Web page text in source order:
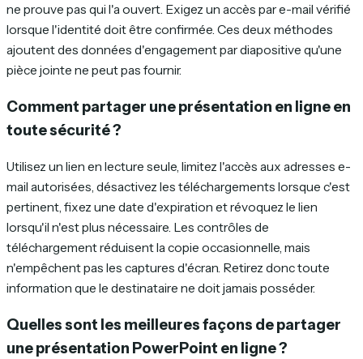
ne prouve pas qui l'a ouvert. Exigez un accès par e-mail vérifié
lorsque l'identité doit être confirmée. Ces deux méthodes
ajoutent des données d'engagement par diapositive qu'une
pièce jointe ne peut pas fournir.
Comment partager une présentation en ligne en
toute sécurité ?
Utilisez un lien en lecture seule, limitez l'accès aux adresses e-
mail autorisées, désactivez les téléchargements lorsque c'est
pertinent, fixez une date d'expiration et révoquez le lien
lorsqu'il n'est plus nécessaire. Les contrôles de
téléchargement réduisent la copie occasionnelle, mais
n'empêchent pas les captures d'écran. Retirez donc toute
information que le destinataire ne doit jamais posséder.
Quelles sont les meilleures façons de partager
une présentation PowerPoint en ligne ?